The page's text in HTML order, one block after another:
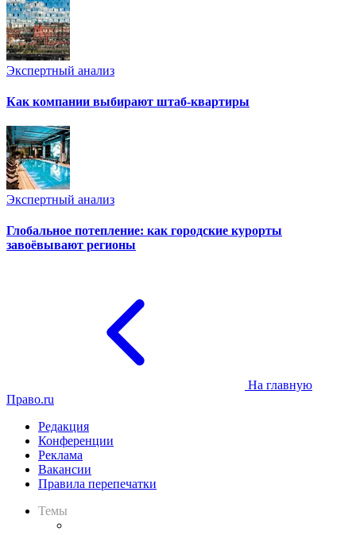
Экспертный анализ
Как компании выбирают штаб-квартиры
Экспертный анализ
Глобальное потепление: как городские курорты
завоёвывают регионы
На главную
Право.ru
Редакция
Конференции
Реклама
Вакансии
Правила перепечатки
Темы